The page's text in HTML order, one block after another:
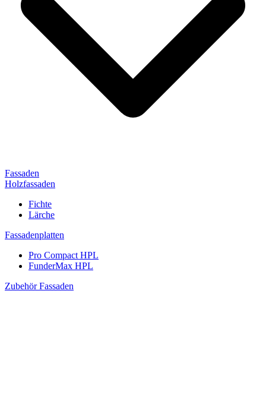
Fassaden
Holzfassaden
Fichte
Lärche
Fassadenplatten
Pro Compact HPL
FunderMax HPL
Zubehör Fassaden